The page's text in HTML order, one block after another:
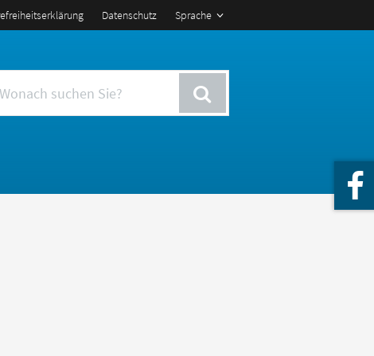
Sprache
Datenschutz